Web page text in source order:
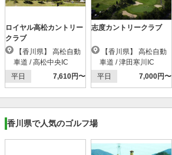
ロイヤル高松カントリー
クラブ
車道 / 高松中央IC
平日
7,610円〜
志度カントリークラブ
車道 / 津田寒川IC
平日
7,000円〜
香川県で人気のゴルフ場